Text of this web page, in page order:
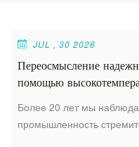
JUL , 30 2026
Переосмысление
помощью
Более 20 лет мы
промышленность